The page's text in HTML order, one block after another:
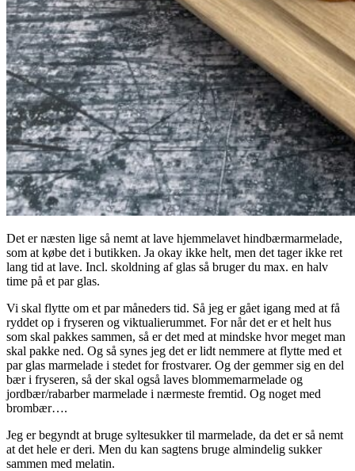
Det er næsten lige så nemt at lave hjemmelavet hindbærmarmelade,
som at købe det i butikken. Ja okay ikke helt, men det tager ikke ret
lang tid at lave. Incl. skoldning af glas så bruger du max. en halv
time på et par glas.
Vi skal flytte om et par måneders tid. Så jeg er gået igang med at få
ryddet op i fryseren og viktualierummet. For når det er et helt hus
som skal pakkes sammen, så er det med at mindske hvor meget man
skal pakke ned. Og så synes jeg det er lidt nemmere at flytte med et
par glas marmelade i stedet for frostvarer. Og der gemmer sig en del
bær i fryseren, så der skal også laves blommemarmelade og
jordbær/rabarber marmelade i nærmeste fremtid. Og noget med
brombær….
Jeg er begyndt at bruge syltesukker til marmelade, da det er så nemt
at det hele er deri. Men du kan sagtens bruge almindelig sukker
sammen med melatin.